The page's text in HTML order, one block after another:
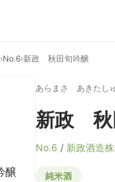
›No.6›新政 秋田旬吟醸
あらまさ あきたし
新政 秋
No.6 / 新政酒造
純米酒